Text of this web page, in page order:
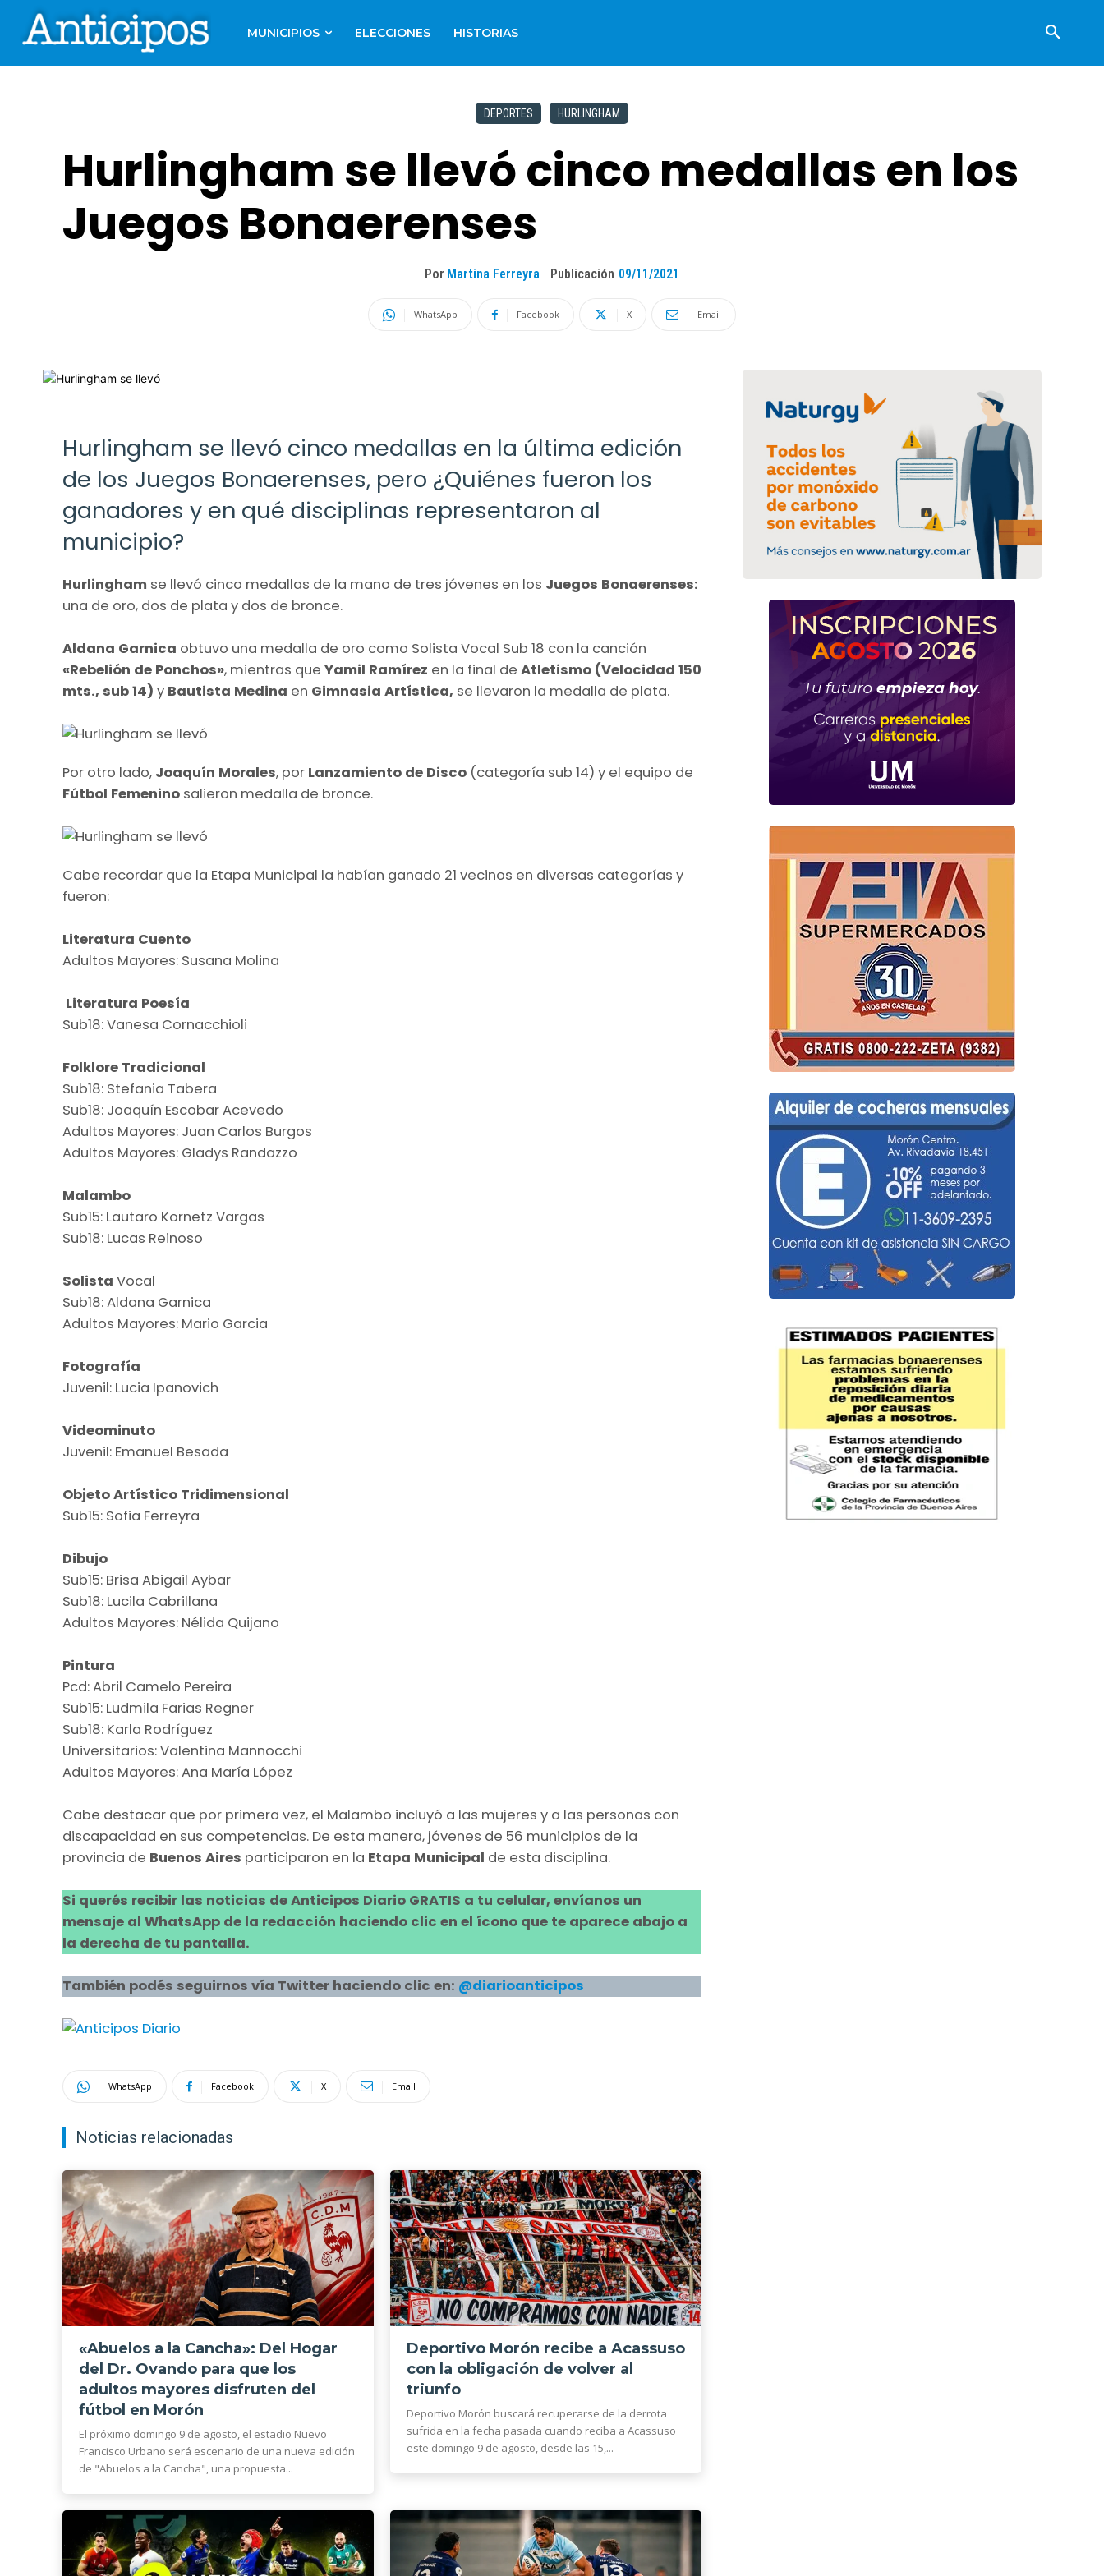
MUNICIPIOS ELECCIONES HISTORIAS
DEPORTES HURLINGHAM
Hurlingham se llevó cinco medallas en los
Juegos Bonaerenses
Por Martina Ferreyra Publicación 09/11/2021
WhatsApp Facebook X Email
Hurlingham se llevó cinco medallas en la última edición
de los Juegos Bonaerenses, pero ¿Quiénes fueron los
ganadores y en qué disciplinas representaron al
municipio?
Hurlingham se llevó cinco medallas de la mano de tres jóvenes en los Juegos Bonaerenses:
una de oro, dos de plata y dos de bronce.
Aldana Garnica obtuvo una medalla de oro como Solista Vocal Sub 18 con la canción
«Rebelión de Ponchos», mientras que Yamil Ramírez en la final de Atletismo (Velocidad 150
mts., sub 14) y Bautista Medina en Gimnasia Artística, se llevaron la medalla de plata.
Por otro lado, Joaquín Morales, por Lanzamiento de Disco (categoría sub 14) y el equipo de
Fútbol Femenino salieron medalla de bronce.
Cabe recordar que la Etapa Municipal la habían ganado 21 vecinos en diversas categorías y
fueron:
Literatura Cuento
Adultos Mayores: Susana Molina
Literatura Poesía
Sub18: Vanesa Cornacchioli
Folklore Tradicional
Sub18: Stefania Tabera
Sub18: Joaquín Escobar Acevedo
Adultos Mayores: Juan Carlos Burgos
Adultos Mayores: Gladys Randazzo
Malambo
Sub15: Lautaro Kornetz Vargas
Sub18: Lucas Reinoso
Solista Vocal
Sub18: Aldana Garnica
Adultos Mayores: Mario Garcia
Fotografía
Juvenil: Lucia Ipanovich
Videominuto
Juvenil: Emanuel Besada
Objeto Artístico Tridimensional
Sub15: Sofia Ferreyra
Dibujo
Sub15: Brisa Abigail Aybar
Sub18: Lucila Cabrillana
Adultos Mayores: Nélida Quijano
Pintura
Pcd: Abril Camelo Pereira
Sub15: Ludmila Farias Regner
Sub18: Karla Rodríguez
Universitarios: Valentina Mannocchi
Adultos Mayores: Ana María López
Cabe destacar que por primera vez, el Malambo incluyó a las mujeres y a las personas con
discapacidad en sus competencias. De esta manera, jóvenes de 56 municipios de la
provincia de Buenos Aires participaron en la Etapa Municipal de esta disciplina.
Si querés recibir las noticias de Anticipos Diario GRATIS a tu celular, envíanos un
mensaje al WhatsApp de la redacción haciendo clic en el ícono que te aparece abajo a
la derecha de tu pantalla.
También podés seguirnos vía Twitter haciendo clic en: @diarioanticipos
WhatsApp Facebook X Email
Noticias relacionadas
«Abuelos a la Cancha»: Del Hogar
del Dr. Ovando para que los
adultos mayores disfruten del
fútbol en Morón
El próximo domingo 9 de agosto, el estadio Nuevo
Francisco Urbano será escenario de una nueva edición
de "Abuelos a la Cancha", una propuesta...
Deportivo Morón recibe a Acassuso
con la obligación de volver al
triunfo
Deportivo Morón buscará recuperarse de la derrota
sufrida en la fecha pasada cuando reciba a Acassuso
este domingo 9 de agosto, desde las 15,...